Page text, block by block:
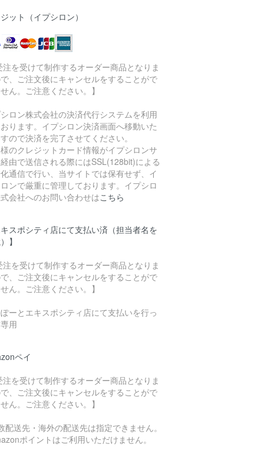
ット（イプシロン）
注を受けて制作するオーダー商品となりま
、ご注文後にキャンセルをすることがで
ん。ご注意ください。】
ロン株式会社の決済代行システムを利用
ります。イプシロン決済画面へ移動いた
ので決済を完了させてください。
のクレジットカード情報がイプシロンサ
由で送信される際にはSSL(128bit)による
通信で行い、当サイトでは保有せず、イ
ンで厳重に管理しております。イプシロ
会社へのお問い合わせはこちら
キスポシティ店にて支払い済（担当者名を
】
注を受けて制作するオーダー商品となりま
、ご注文後にキャンセルをすることがで
ん。ご注意ください。】
ーとエキスポシティ店にて支払いを行っ
用
ペイ
注を受けて制作するオーダー商品となりま
、ご注文後にキャンセルをすることがで
ん。ご注意ください。】
配送先・海外の配送先は指定できません。
ポイントはご利用いただけません。